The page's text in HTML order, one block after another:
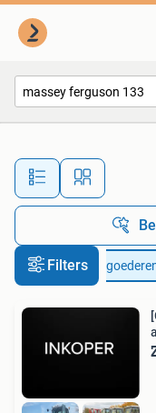
Filters
Zakelijke